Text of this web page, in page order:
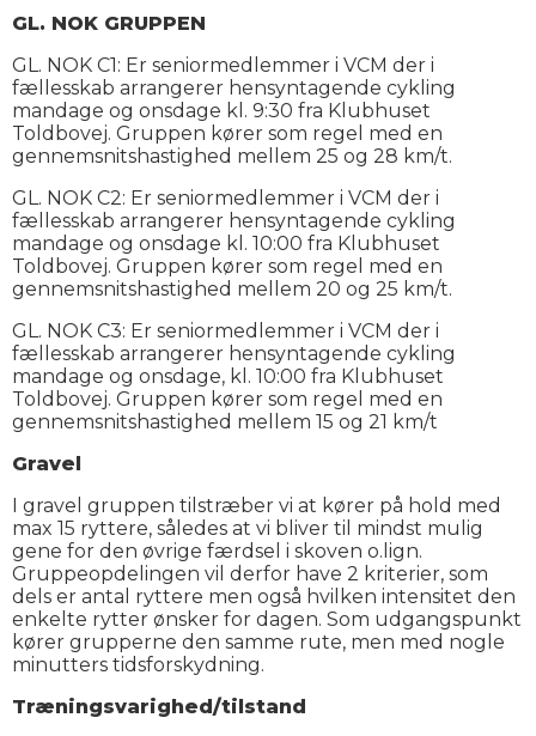
GL. NOK GRUPPEN
GL. NOK C1: Er seniormedlemmer i VCM der i
fællesskab arrangerer hensyntagende cykling
mandage og onsdage kl. 9:30 fra Klubhuset
Toldbovej. Gruppen kører som regel med en
gennemsnitshastighed mellem 25 og 28 km/t.
GL. NOK C2: Er seniormedlemmer i VCM der i
fællesskab arrangerer hensyntagende cykling
mandage og onsdage kl. 10:00 fra Klubhuset
Toldbovej. Gruppen kører som regel med en
gennemsnitshastighed mellem 20 og 25 km/t.
GL. NOK C3: Er seniormedlemmer i VCM der i
fællesskab arrangerer hensyntagende cykling
mandage og onsdage, kl. 10:00 fra Klubhuset
Toldbovej. Gruppen kører som regel med en
gennemsnitshastighed mellem 15 og 21 km/t
Gravel
I gravel gruppen tilstræber vi at kører på hold med
max 15 ryttere, således at vi bliver til mindst mulig
gene for den øvrige færdsel i skoven o.lign.
Gruppeopdelingen vil derfor have 2 kriterier, som
dels er antal ryttere men også hvilken intensitet den
enkelte rytter ønsker for dagen. Som udgangspunkt
kører grupperne den samme rute, men med nogle
minutters tidsforskydning.
Træningsvarighed/tilstand